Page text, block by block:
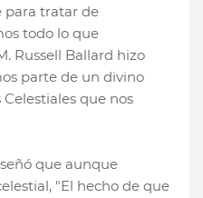
para tratar de
todo lo que
Russell Ballard hizo
parte de un divino
que nos
que aunque
"El hecho de que